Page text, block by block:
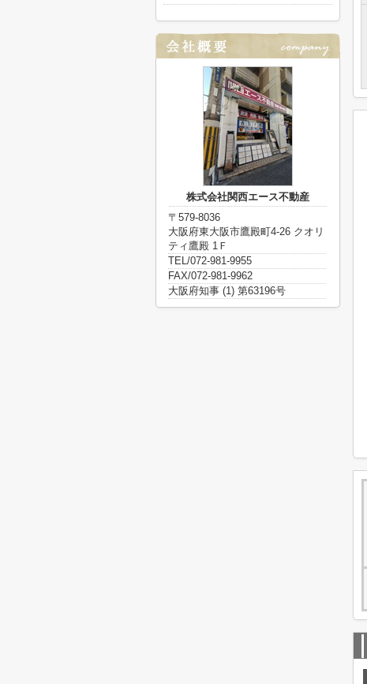
株式会社関西エース不動産
〒579-8036
大阪府東大阪市鷹殿町4-26 クオリ
ティ鷹殿 1Ｆ
TEL/072-981-9955
FAX/072-981-9962
大阪府知事 (1) 第63196号